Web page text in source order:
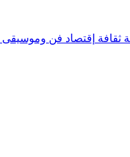
ثقافة إقتصاد فن وموسيقى